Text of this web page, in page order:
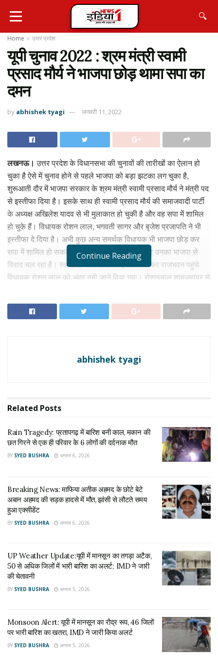
🔍
Home उत्तर प्रदेश
यूपी चुनाव 2022 : श्रम मंत्री स्वामी
प्रसाद मौर्य ने भाजपा छोड़ थामा सपा का
दमन
by abhishek tyagi जनवरी 11, 2022
लखनऊ।उत्तर प्रदेश के विधानसभा की चुनावों की तारीखों का ऐलान हो
चुका है ऐसे में चुनाव होने से पहले भाजपा को बड़ा झटका लग चुका है,
शुरूआती दौर में भाजपा सरकार के श्रम मंत्री स्वामी प्रसाद मौर्य ने मंत्री पद
से इस्तीफा दिया है। इसके साथ ही स्वामी प्रसाद मौर्य की समाजवादी पार्टी
के अध्यक्ष अखिलेश यादव से भी मुलाकात हो चुकी है और वह सपा में शामिल
हो चुके हैं। विधायक रोशन लाल, भगवती सागर और बृजेश प्रजापति ने भी
इस्तीफा दे दिया है। अभी कुछ अन्य समर्थक विधायक भी भाजपा छोड़ कर
सपा में शामिल हो सकते हैं। टिकट के बंटवारे को लेकर उनका भाजपा से
विवाद चल रहा है। स्वामी प्रसाद मौर्या का इस्तीफा लेकर राजभवन पहुंचे
विधायक रोशन लाल को अंदर नही जाने दिया गया। रोशनलाल शाहजहांपुर से
मेरी किसी से कोई व्यक्तिगत दुश्मनी नहीं है
Rain Tragedy: प्रतापगढ़ में बारिश बनी काल, मकान की
Breaking News: माफिया अतीक अहमद के छोटे बेटे अबान
अहमद की सड़क हादसे में मौत, झांसी से लौटते समय हुआ
अपना इस्तीफा राजभवन भेजने के बाद स्वामी प्रसाद मौर्य ने अपने तमाम
सोशल मीडिया अकाउंट पर इसकी जानकारी दी। उन्होंने लिखा, ‘दलितों,
से इस्तीफा देता हूं।
मौर्य ने अपने फेसबुक पोस्ट में लिखा, ‘माननीय राज्यपाल जी, राज भवन,
लखनऊ,उत्तर प्रदेश। महोदय, माननीय मुख्यमंत्री योगी आदित्यनाथ के
का निर्वहन किया है किंतु दलितों, पिछड़ों, किसानों बेरोजगार नौजवानों एवं
छोटे- लघु एवं मध्यम श्रेणी के व्यापारियों की घोर उपेक्षात्मक रवैये के कारण
Continue Reading
abhishek tyagi
Related Posts
Rain Tragedy: प्रतापगढ़ में बारिश बनी काल, मकान की
छत गिरने से एक ही परिवार के 6 लोगों की दर्दनाक मौत
BY SYED BUSHRA अगस्त 6, 2026
Breaking News: माफिया अतीक अहमद के छोटे बेटे
अबान अहमद की सड़क हादसे में मौत, झांसी से लौटते समय
हुआ एक्सीडेंट
BY SYED BUSHRA अगस्त 6, 2026
UP Weather Update:यूपी में मानसून का तगड़ा अटैक,
50 से अधिक जिलों में भारी बारिश का अलर्ट; IMD ने जारी
की चेतावनी
BY SYED BUSHRA अगस्त 5, 2026
Monsoon Alert: यूपी में मानसून का रौद्र रूप, 46 जिलों
पर भारी बारिश का खतरा, IMD ने जारी किया अलर्ट
BY SYED BUSHRA अगस्त 5, 2026